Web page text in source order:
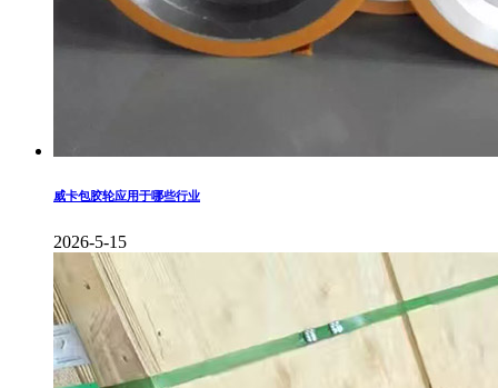
威卡包胶轮应用于哪些行业
2026-5-15